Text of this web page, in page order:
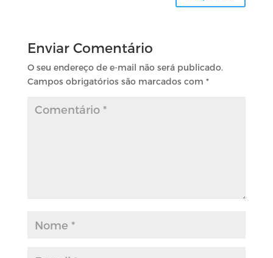
Enviar Comentário
O seu endereço de e-mail não será publicado.
Campos obrigatórios são marcados com *